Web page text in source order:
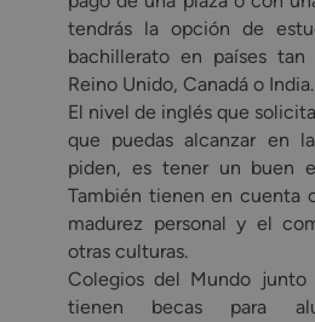
tendrás la opción de
bachillerato en países tan
Reino Unido, Canadá o India.
El nivel de inglés que
que puedas alcanzar en
piden, es tener un buen
También tienen en cuenta
madurez personal y el
otras culturas.
Colegios del Mundo junto
tienen becas para